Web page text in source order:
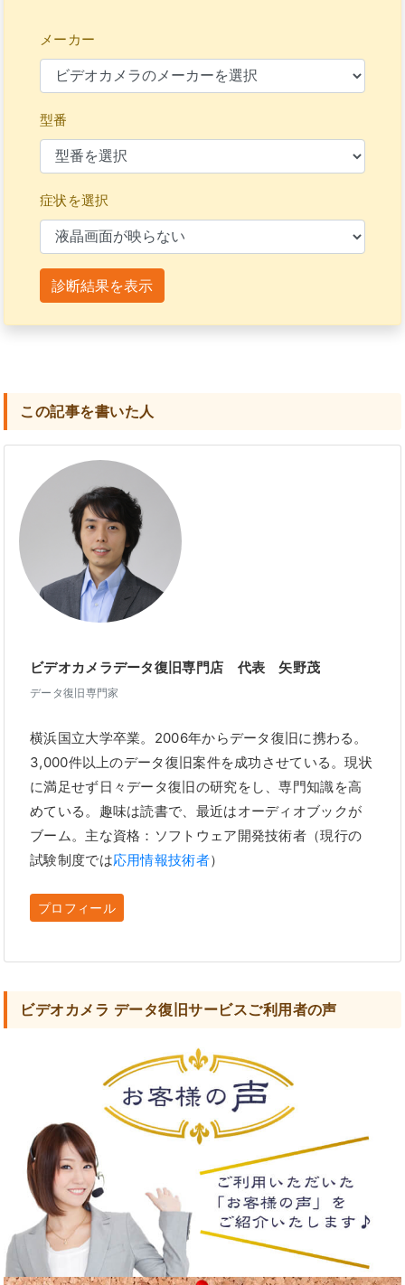
メーカー
型番
症状を選択
診断結果を表示
この記事を書いた人
ビデオカメラデータ復旧専門店 代表 矢野茂
データ復旧専門家
横浜国立大学卒業。2006年からデータ復旧に携わる。
3,000件以上のデータ復旧案件を成功させている。現状
に満足せず日々データ復旧の研究をし、専門知識を高
めている。趣味は読書で、最近はオーディオブックが
ブーム。主な資格：ソフトウェア開発技術者（現行の
試験制度では応用情報技術者）
プロフィール
ビデオカメラ データ復旧サービスご利用者の声